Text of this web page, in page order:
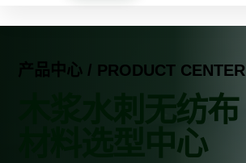
产品中心 / PRODUCT CENTER
木浆水刺无纺布
材料选型中心